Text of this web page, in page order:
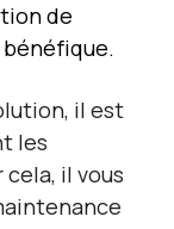
de
il est
les
il vous